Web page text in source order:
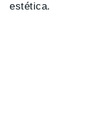
estética.